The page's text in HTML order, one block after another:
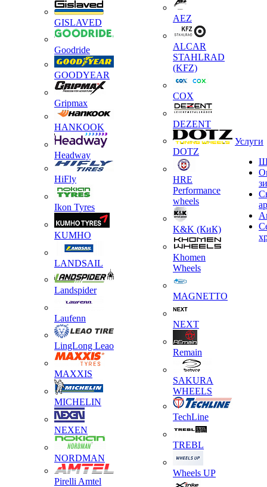
GISLAVED
Goodride
GOODYEAR
Gripmax
HANKOOK
Headway
HiFly
Ikon Tyres
KUMHO
LANDSAIL
Landspider
Laufenn
LingLong Leao
MAXXIS
MICHELIN
NEXEN
NORDMAN
Pirelli Amtel
AEZ
ALCAR
STAHLRAD
(KFZ)
COX
DEZENT
DOTZ
HRE
Performance
wheels
K&K (КиК)
Khomen
Wheels
MAGNETTO
NEXT
Remain
SAKURA
WHEELS
TechLine
TREBL
Wheels UP
Услуги